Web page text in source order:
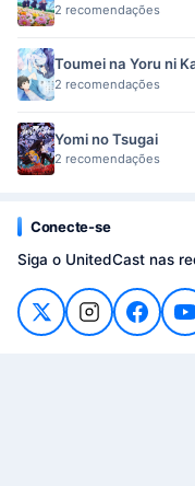
2 recomendações
Toumei na Yoru ni
2 recomendações
Yomi no Tsugai
2 recomendações
Conecte-se
Siga o UnitedCast nas